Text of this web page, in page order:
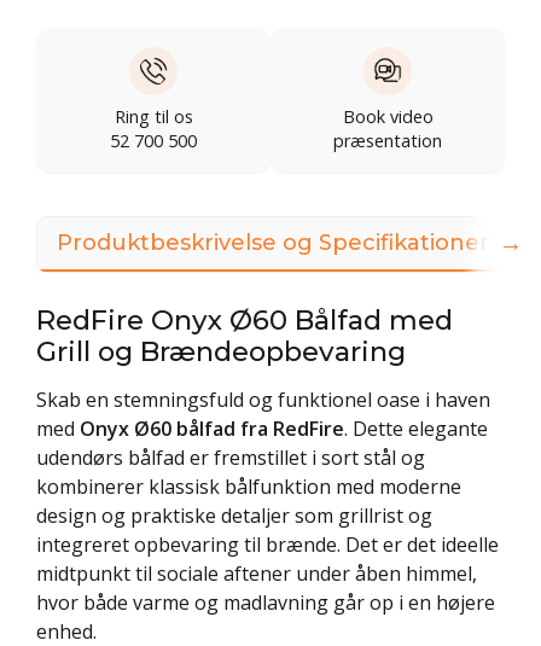
Ring til os
52 700 500
Book video
præsentation
Produktbeskrivelse og Specifikationer
RedFire Onyx Ø60 Bålfad med
Grill og Brændeopbevaring
Skab en stemningsfuld og funktionel oase i haven
med Onyx Ø60 bålfad fra RedFire. Dette elegante
udendørs bålfad er fremstillet i sort stål og
kombinerer klassisk bålfunktion med moderne
design og praktiske detaljer som grillrist og
integreret opbevaring til brænde. Det er det ideelle
midtpunkt til sociale aftener under åben himmel,
hvor både varme og madlavning går op i en højere
enhed.
→